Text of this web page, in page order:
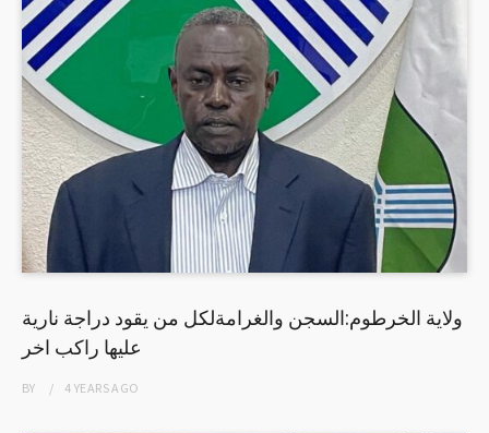
ولاية الخرطوم:السجن والغرامةلكل من يقود دراجة نارية
عليها راكب اخر
BY 4 YEARSAGO